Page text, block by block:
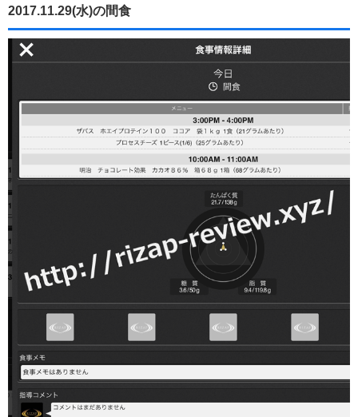
2017.11.29(水)の間食